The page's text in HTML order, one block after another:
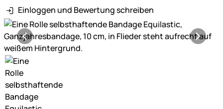
Einloggen und Bewertung schreiben
Produktgalerie